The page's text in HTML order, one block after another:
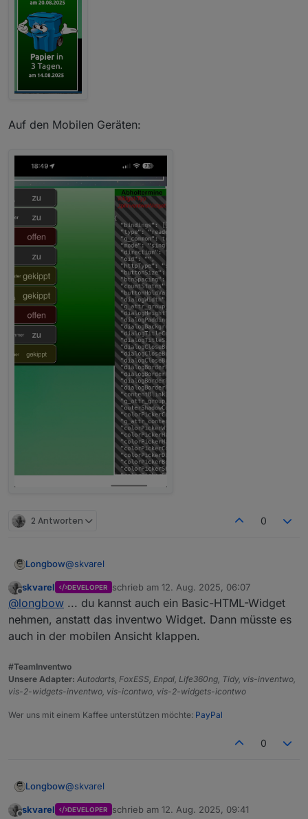
Auf den Mobilen Geräten:
2 Antworten 0
Longbow@skvarel
Also läuft echt super auf dem MacBook, probiere es
später auf einem Windows-Rechner noch aus.
Aber auf den Mobilen Geräten (iPhone und iPad)
sieht es wie mit dem anderen Widget, wo dein Sohn
dran ist.
Hier mal die Bilder:
Auf dem MacBook
Auf den Mobilen Geräten:
Offline
skvarel DEVELOPER schrieb am 12. Aug. 2025, 06:07
zuletzt editiert von
@longbow ... du kannst auch ein Basic-HTML-Widget
nehmen, anstatt das inventwo Widget. Dann müsste es
auch in der mobilen Ansicht klappen.
#TeamInventwo
Unsere Adapter: Autodarts, FoxESS, Enpal, Life360ng, Tidy, vis-inventwo,
vis-2-widgets-inventwo, vis-icontwo, vis-2-widgets-icontwo
Wer uns mit einem Kaffee unterstützen möchte: PayPal
0
Longbow@skvarel
Also läuft echt super auf dem MacBook, probiere es
skvarel DEVELOPER schrieb am 12. Aug. 2025, 09:41
zuletzt editiert von